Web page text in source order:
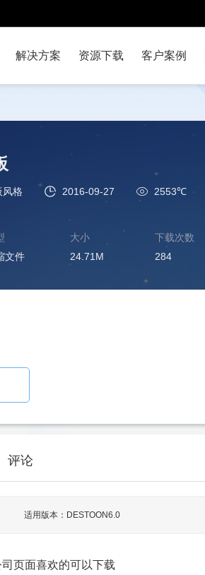
解决方案 资源下载 客户案例
风格 2016-09-27 2553℃
文件
大小
24.71M
下载次数
284
评论
适用版本：DESTOON6.0
页面喜欢的可以下载